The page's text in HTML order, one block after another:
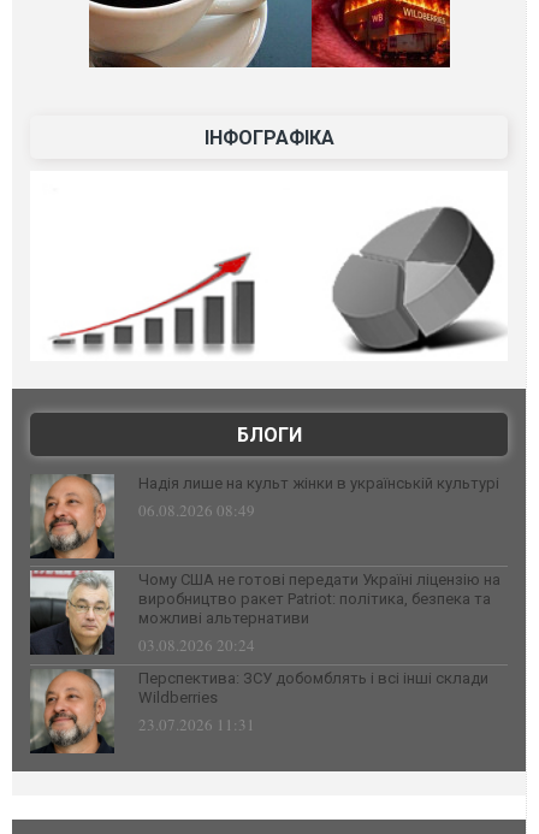
ІНФОГРАФІКА
БЛОГИ
Надія лише на культ жінки в українській культурі
06.08.2026 08:49
Чому США не готові передати Україні ліцензію на
виробництво ракет Patriot: політика, безпека та
можливі альтернативи
03.08.2026 20:24
Перспектива: ЗСУ добомблять і всі інші склади
Wildberries
23.07.2026 11:31